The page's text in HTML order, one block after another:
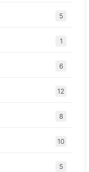
5
1
6
12
8
10
5